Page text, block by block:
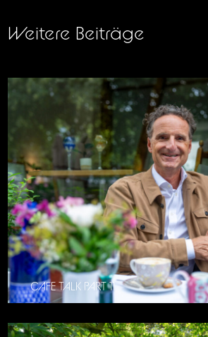
Weitere Beiträge
CAFE TALK PART 11